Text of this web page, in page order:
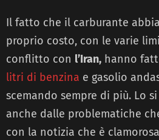
Il fatto che il carburante
proprio costo, con le varie
conflitto con l’Iran, hanno
litri di benzina e gasolio
scemando sempre di più. Lo
anche dalle problematiche
con la notizia che è